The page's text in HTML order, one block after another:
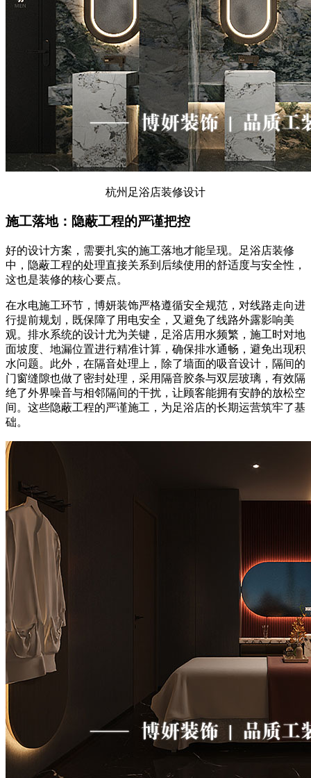
杭州足浴店装修设计
施工落地：隐蔽工程的严谨把控
好的设计方案，需要扎实的施工落地才能呈现。足浴店装修
中，隐蔽工程的处理直接关系到后续使用的舒适度与安全性，
这也是装修的核心要点。
在水电施工环节，博妍装饰严格遵循安全规范，对线路走向进
行提前规划，既保障了用电安全，又避免了线路外露影响美
观。排水系统的设计尤为关键，足浴店用水频繁，施工时对地
面坡度、地漏位置进行精准计算，确保排水通畅，避免出现积
水问题。此外，在隔音处理上，除了墙面的吸音设计，隔间的
门窗缝隙也做了密封处理，采用隔音胶条与双层玻璃，有效隔
绝了外界噪音与相邻隔间的干扰，让顾客能拥有安静的放松空
间。这些隐蔽工程的严谨施工，为足浴店的长期运营筑牢了基
础。